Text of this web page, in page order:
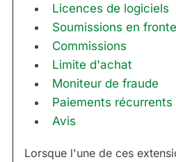
Licences de logiciels
Soumissions en
Commissions
Limite d'achat
Moniteur de fraude
Paiements récurrents
Avis
Lorsque l'une de ces